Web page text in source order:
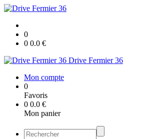
0
0 0.0 €
Drive Fermier 36
Mon compte
0
Favoris
0 0.0 €
Mon panier